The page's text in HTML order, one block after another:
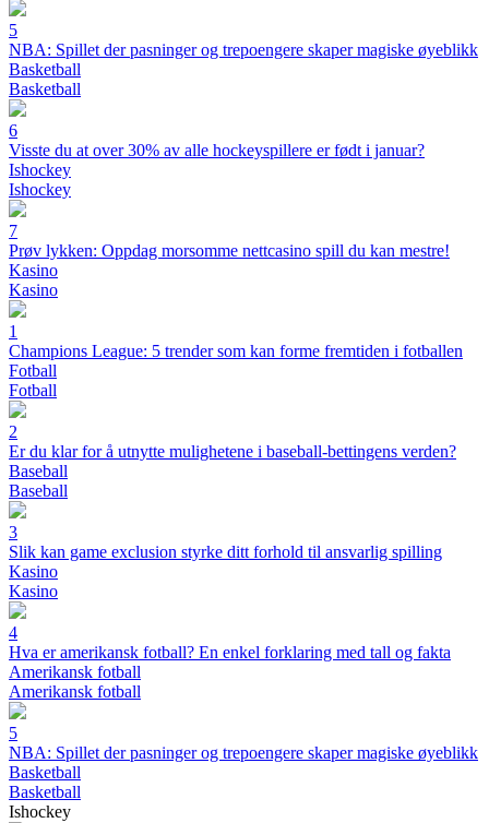
5
NBA: Spillet der pasninger og trepoengere skaper magiske øyeblikk
Basketball
Basketball
6
Visste du at over 30% av alle hockeyspillere er født i januar?
Ishockey
Ishockey
7
Prøv lykken: Oppdag morsomme nettcasino spill du kan mestre!
Kasino
Kasino
1
Champions League: 5 trender som kan forme fremtiden i fotballen
Fotball
Fotball
2
Er du klar for å utnytte mulighetene i baseball-bettingens verden?
Baseball
Baseball
3
Slik kan game exclusion styrke ditt forhold til ansvarlig spilling
Kasino
Kasino
4
Hva er amerikansk fotball? En enkel forklaring med tall og fakta
Amerikansk fotball
Amerikansk fotball
5
NBA: Spillet der pasninger og trepoengere skaper magiske øyeblikk
Basketball
Basketball
Ishockey